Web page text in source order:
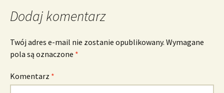
Dodaj komentarz
Twój adres e-mail nie zostanie opublikowany. Wymagane
pola są oznaczone *
Komentarz *